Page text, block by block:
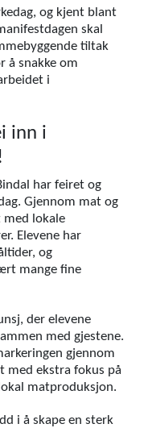
og kjent blant
skal
tiltak
å snakke om
i
inn i
har feiret og
Gjennom mat og
med lokale
Elevene har
og
mange fine
der elevene
med gjestene.
gjennom
med ekstra fokus på
matproduksjon.
i å skape en sterk